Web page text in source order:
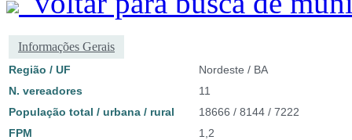
Informações Gerais
Região / UF
Nordeste / BA
N. vereadores
11
População total / urbana / rural
18666 / 8144 / 7222
FPM
1,2